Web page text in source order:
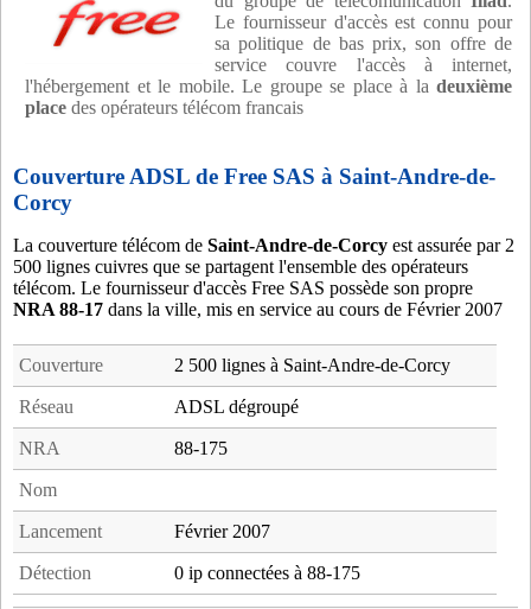
Le fournisseur d'accès est connu pour
sa politique de bas prix, son offre de
service couvre l'accès à internet,
l'hébergement et le mobile. Le groupe se place à la deuxième
place des opérateurs télécom francais
Couverture ADSL de Free SAS à Saint-Andre-de-
Corcy
La couverture télécom de Saint-Andre-de-Corcy est assurée par 2
500 lignes cuivres que se partagent l'ensemble des opérateurs
télécom. Le fournisseur d'accès Free SAS possède son propre
NRA 88-17 dans la ville, mis en service au cours de Février 2007
Couverture 2 500 lignes à Saint-Andre-de-Corcy
Réseau ADSL dégroupé
NRA 88-175
Nom
Lancement Février 2007
Détection 0 ip connectées à 88-175